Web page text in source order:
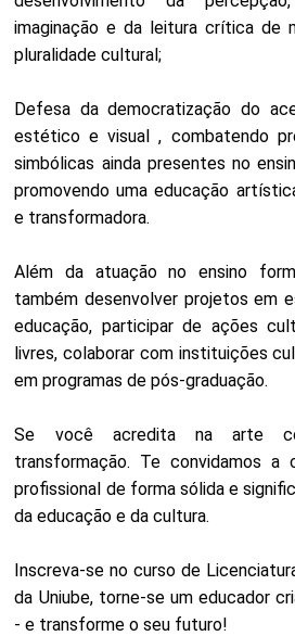
imaginação e da leitura crítica de
pluralidade cultural;
Defesa da democratização do
estético e visual , combatendo
simbólicas ainda presentes no
promovendo uma educação
e transformadora.
Além da atuação no ensino
também desenvolver projetos em
educação, participar de ações
livres, colaborar com instituições
em programas de pós-graduação.
Se você acredita na arte
transformação. Te convidamos a
profissional de forma sólida e
da educação e da cultura.
Inscreva-se no curso de
da Uniube, torne-se um educador
- e transforme o seu futuro!